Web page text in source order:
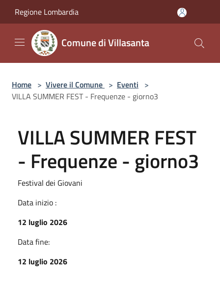
Regione Lombardia
Comune di Villasanta
Home > Vivere il Comune > Eventi >
VILLA SUMMER FEST - Frequenze - giorno3
VILLA SUMMER FEST
- Frequenze - giorno3
Festival dei Giovani
Data inizio :
12 luglio 2026
Data fine:
12 luglio 2026